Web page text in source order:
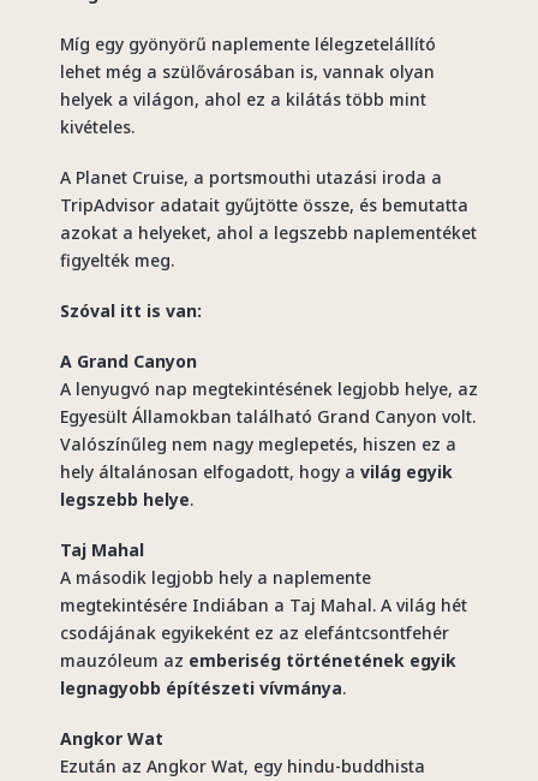
Míg egy gyönyörű naplemente lélegzetelállító
lehet még a szülővárosában is, vannak olyan
helyek a világon, ahol ez a kilátás több mint
kivételes.
A Planet Cruise, a portsmouthi utazási iroda a
TripAdvisor adatait gyűjtötte össze, és bemutatta
azokat a helyeket, ahol a legszebb naplementéket
figyelték meg.
Szóval itt is van:
A Grand Canyon
A lenyugvó nap megtekintésének legjobb helye, az
Egyesült Államokban található Grand Canyon volt.
Valószínűleg nem nagy meglepetés, hiszen ez a
hely általánosan elfogadott, hogy a világ egyik
legszebb helye.
Taj Mahal
A második legjobb hely a naplemente
megtekintésére Indiában a Taj Mahal. A világ hét
csodájának egyikeként ez az elefántcsontfehér
mauzóleum az emberiség történetének egyik
legnagyobb építészeti vívmánya.
Angkor Wat
Ezután az Angkor Wat, egy hindu-buddhista